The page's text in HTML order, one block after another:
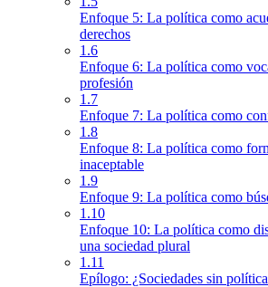
Enfoque 5: La política como
derechos
1.6
Enfoque 6: La política como
profesión
1.7
Enfoque 7: La política como
1.8
Enfoque 8: La política como
inaceptable
1.9
Enfoque 9: La política como
1.10
Enfoque 10: La política como
una sociedad plural
1.11
Epílogo: ¿Sociedades sin